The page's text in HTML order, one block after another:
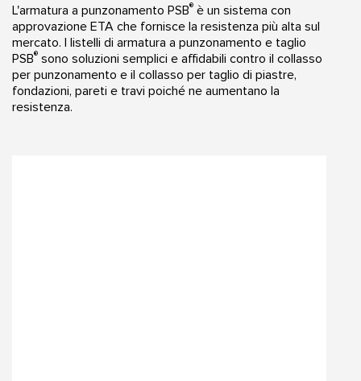
L'armatura a punzonamento PSB® è un sistema con
approvazione ETA che fornisce la resistenza più alta sul
mercato. I listelli di armatura a punzonamento e taglio
PSB® sono soluzioni semplici e affidabili contro il collasso
per punzonamento e il collasso per taglio di piastre,
fondazioni, pareti e travi poiché ne aumentano la
resistenza.